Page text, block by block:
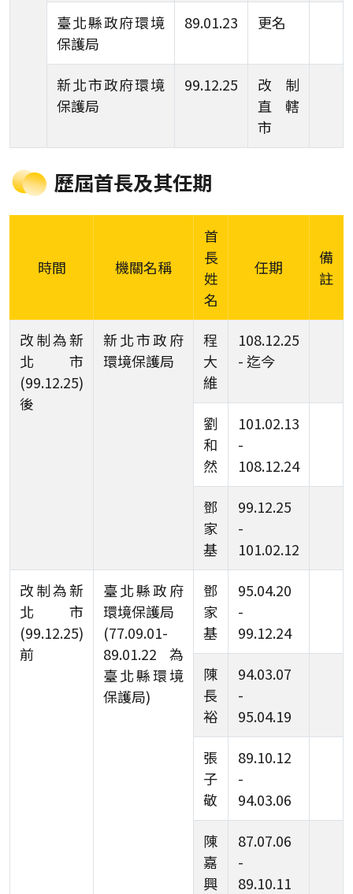
臺北縣政府環境
保護局
89.01.23 更名
新北市政府環境
保護局
99.12.25
改制
直轄
市
歷屆首長及其任期
時間 機關名稱
首
長
姓
名
任期
備
註
改制為新
北市
(99.12.25)
後
新北市政府
環境保護局
程
大
維
108.12.25
- 迄今
劉
和
然
101.02.13
-
108.12.24
鄧
家
基
99.12.25
-
101.02.12
改制為新
北市
(99.12.25)
前
臺北縣政府
環境保護局
(77.09.01-
89.01.22為
臺北縣環境
保護局)
鄧
家
基
95.04.20
-
99.12.24
陳
長
裕
94.03.07
-
95.04.19
張
子
敬
89.10.12
-
94.03.06
陳
嘉
興
87.07.06
-
89.10.11